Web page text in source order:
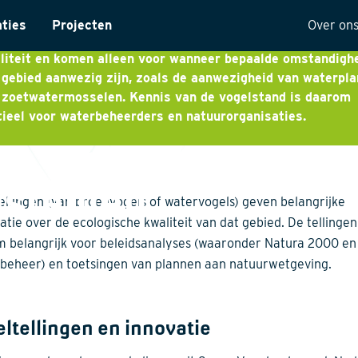
Projecten Over ons
Onze
Visie
van vogels in een gebied zegt veel over de
en komen alleen voor wanneer bepaalde
aanwezig zijn, zoals de aanwezigheid van
Kennis van de vogelstand is daarom
voor waterbeheerders en natuurorganisaties.
(van broedvogels of watervogels) geven belangrijke
over de ecologische kwaliteit van dat gebied. De
belangrijk voor beleidsanalyses (waaronder Natura 2000 en
en toetsingen van plannen aan natuurwetgeving.
en innovatie